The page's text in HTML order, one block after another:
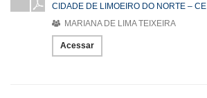
CIDADE DE LIMOEIRO DO NORTE – CE
MARIANA DE LIMA TEIXEIRA
Acessar